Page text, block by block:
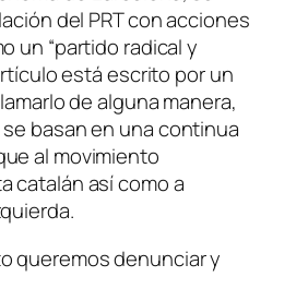
del PRT con acciones
un “partido radical y
está escrito por un
de alguna manera,
basan en una continua
al movimiento
catalán así como a
queremos denunciar y